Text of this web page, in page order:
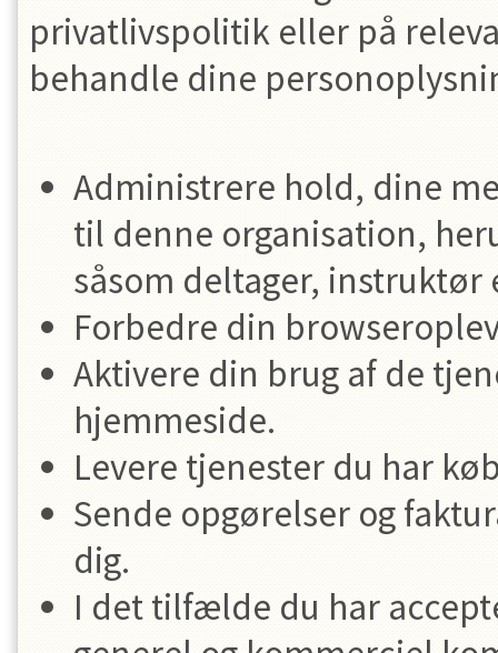
privatlivspolitik eller på
behandle dine
Administrere hold, dine
til denne organisation,
såsom deltager,
Forbedre din
Aktivere din brug af de
hjemmeside.
Levere tjenester du har
Sende opgørelser og
dig.
I det tilfælde du har